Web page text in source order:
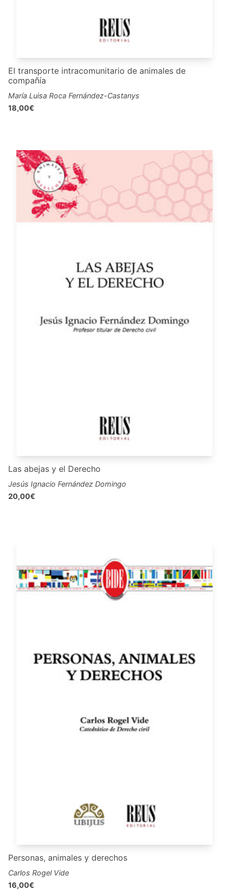
El transporte intracomunitario de animales de
compañía
María Luisa Roca Fernández-Castanys
18,00€
Las abejas y el Derecho
Jesús Ignacio Fernández Domingo
20,00€
Personas, animales y derechos
Carlos Rogel Vide
16,00€